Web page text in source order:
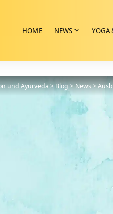
HOME NEWS YOGA
und Ayurveda>Blog>News>